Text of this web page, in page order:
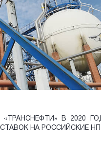
В 2020
НА РОССИЙСКИЕ